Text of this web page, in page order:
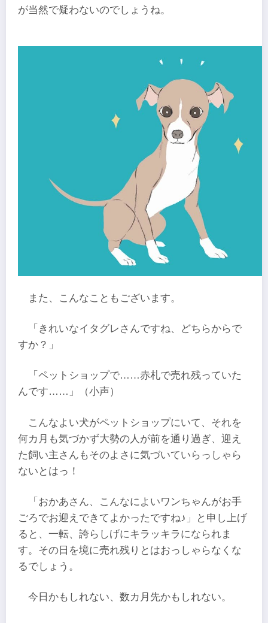
が当然で疑わないのでしょうね。
また、こんなこともございます。
「きれいなイタグレさんですね、どちらからで
すか？」
「ペットショップで……赤札で売れ残っていた
んです……」（小声）
こんなよい犬がペットショップにいて、それを
何カ月も気づかず大勢の人が前を通り過ぎ、迎え
た飼い主さんもそのよさに気づいていらっしゃら
ないとはっ！
「おかあさん、こんなによいワンちゃんがお手
ごろでお迎えできてよかったですね♪」と申し上げ
ると、一転、誇らしげにキラッキラになられま
す。その日を境に売れ残りとはおっしゃらなくな
るでしょう。
今日かもしれない、数カ月先かもしれない。